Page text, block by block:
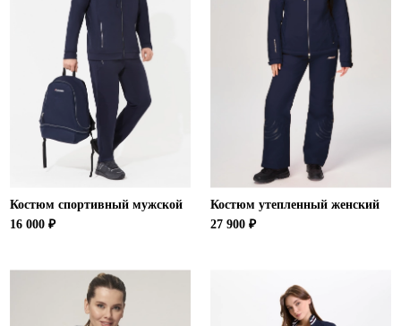
Костюм спортивный мужской
16 000 ₽
Костюм утепленный женский
27 900 ₽